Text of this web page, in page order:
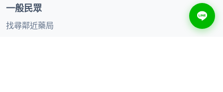
一般民眾
找尋鄰近藥局